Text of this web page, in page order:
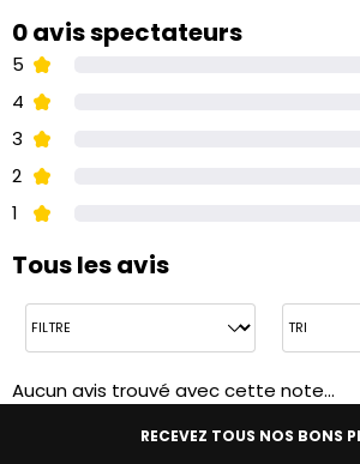
0 avis spectateurs
5
4
3
2
1
Tous les avis
Aucun avis trouvé avec cette note...
RECEVEZ TOUS NOS BONS